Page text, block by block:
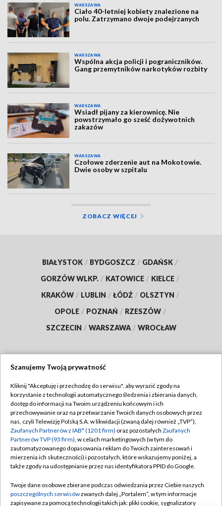
WARSZAWA
Ciało 40-letniej kobiety znalezione na
polu. Zatrzymano dwoje podejrzanych
WARSZAWA
Wspólna akcja policji i pograniczników.
Gang przemytników narkotyków rozbity
WARSZAWA
Wsiadł pijany za kierownicę. Nie
powstrzymało go sześć dożywotnich
zakazów
WARSZAWA
Czołowe zderzenie aut na Mokotowie.
Dwie osoby w szpitalu
ZOBACZ WIĘCEJ
BIAŁYSTOK / BYDGOSZCZ / GDAŃSK /
GORZÓW WLKP. / KATOWICE / KIELCE /
KRAKÓW / LUBLIN / ŁÓDŹ / OLSZTYN /
OPOLE / POZNAŃ / RZESZÓW /
SZCZECIN / WARSZAWA / WROCŁAW
TVP
Abonament TVP
Emisja w TVP
Centrum informacji TVP
Naziemna Telewizja Cyfrowa
Rada Programowa
Regulamin TVP
Polityka prywatności
Moje zgody
Pomoc
Kontakt
Szanujemy Twoją prywatność
Kliknij "Akceptuję i przechodzę do serwisu", aby wyrazić zgody na
korzystanie z technologii automatycznego śledzenia i zbierania danych,
dostęp do informacji na Twoim urządzeniu końcowym i ich
przechowywanie oraz na przetwarzanie Twoich danych osobowych przez
nas, czyli Telewizję Polską S.A. w likwidacji (zwaną dalej również „TVP”),
Zaufanych Partnerów z IAB* (1201 firm) oraz pozostałych Zaufanych
Partnerów TVP (93 firm), w celach marketingowych (w tym do
zautomatyzowanego dopasowania reklam do Twoich zainteresowań i
mierzenia ich skuteczności) i pozostałych, które wskazujemy poniżej, a
także zgody na udostępnianie przez nas identyfikatora PPID do Google.
Twoje dane osobowe zbierane podczas odwiedzania przez Ciebie naszych
poszczególnych serwisówzwanych dalej „Portalem”, w tym informacje
zapisywane za pomocą technologii takich jak: pliki cookie, sygnalizatory